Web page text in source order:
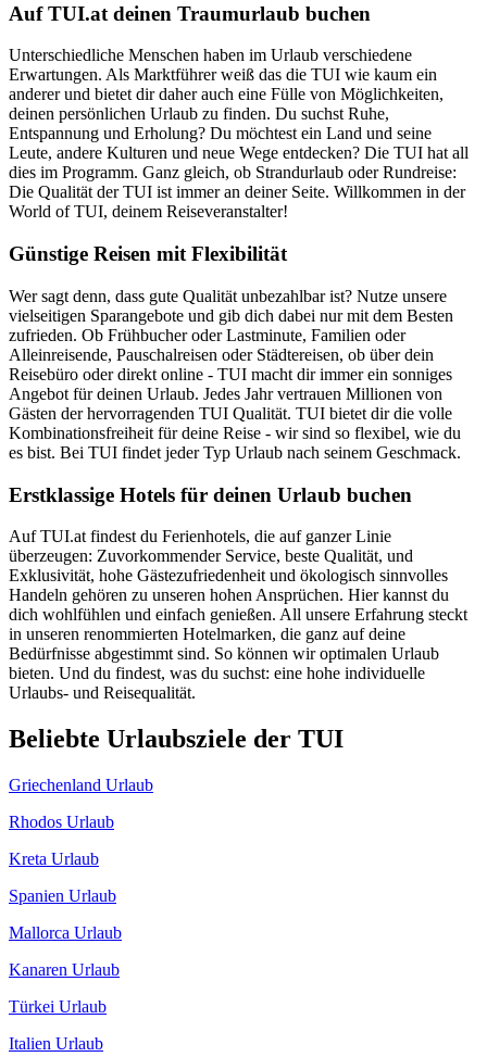
Auf TUI.at deinen Traumurlaub buchen
Unterschiedliche Menschen haben im Urlaub verschiedene
Erwartungen. Als Marktführer weiß das die TUI wie kaum ein
anderer und bietet dir daher auch eine Fülle von Möglichkeiten,
deinen persönlichen Urlaub zu finden. Du suchst Ruhe,
Entspannung und Erholung? Du möchtest ein Land und seine
Leute, andere Kulturen und neue Wege entdecken? Die TUI hat all
dies im Programm. Ganz gleich, ob Strandurlaub oder Rundreise:
Die Qualität der TUI ist immer an deiner Seite. Willkommen in der
World of TUI, deinem Reiseveranstalter!
Günstige Reisen mit Flexibilität
Wer sagt denn, dass gute Qualität unbezahlbar ist? Nutze unsere
vielseitigen Sparangebote und gib dich dabei nur mit dem Besten
zufrieden. Ob Frühbucher oder Lastminute, Familien oder
Alleinreisende, Pauschalreisen oder Städtereisen, ob über dein
Reisebüro oder direkt online - TUI macht dir immer ein sonniges
Angebot für deinen Urlaub. Jedes Jahr vertrauen Millionen von
Gästen der hervorragenden TUI Qualität. TUI bietet dir die volle
Kombinationsfreiheit für deine Reise - wir sind so flexibel, wie du
es bist. Bei TUI findet jeder Typ Urlaub nach seinem Geschmack.
Erstklassige Hotels für deinen Urlaub buchen
Auf TUI.at findest du Ferienhotels, die auf ganzer Linie
überzeugen: Zuvorkommender Service, beste Qualität, und
Exklusivität, hohe Gästezufriedenheit und ökologisch sinnvolles
Handeln gehören zu unseren hohen Ansprüchen. Hier kannst du
dich wohlfühlen und einfach genießen. All unsere Erfahrung steckt
in unseren renommierten Hotelmarken, die ganz auf deine
Bedürfnisse abgestimmt sind. So können wir optimalen Urlaub
bieten. Und du findest, was du suchst: eine hohe individuelle
Urlaubs- und Reisequalität.
Beliebte Urlaubsziele der TUI
Griechenland Urlaub
Rhodos Urlaub
Kreta Urlaub
Spanien Urlaub
Mallorca Urlaub
Kanaren Urlaub
Türkei Urlaub
Italien Urlaub